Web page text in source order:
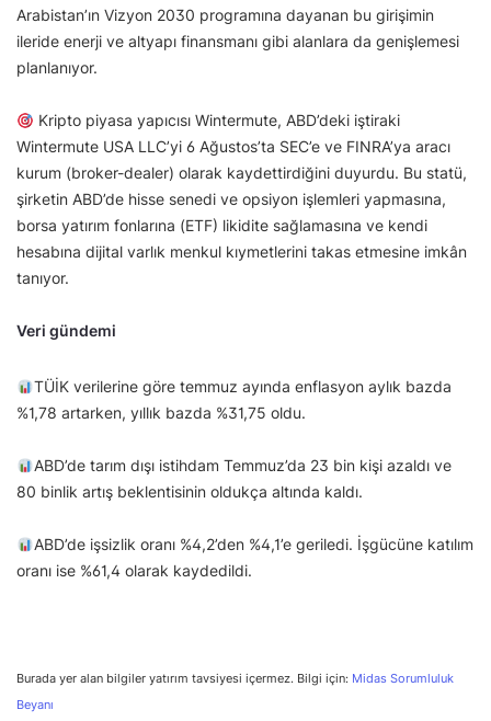
Arabistan’ın Vizyon 2030 programına dayanan bu girişimin
ileride enerji ve altyapı finansmanı gibi alanlara da genişlemesi
planlanıyor.
Kripto piyasa yapıcısı Wintermute, ABD’deki iştiraki
Wintermute USA LLC’yi 6 Ağustos’ta SEC’e ve FINRA’ya aracı
kurum (broker-dealer) olarak kaydettirdiğini duyurdu. Bu statü,
şirketin ABD’de hisse senedi ve opsiyon işlemleri yapmasına,
borsa yatırım fonlarına (ETF) likidite sağlamasına ve kendi
hesabına dijital varlık menkul kıymetlerini takas etmesine imkân
tanıyor.
Veri gündemi
TÜİK verilerine göre temmuz ayında enflasyon aylık bazda
%1,78 artarken, yıllık bazda %31,75 oldu.
ABD’de tarım dışı istihdam Temmuz’da 23 bin kişi azaldı ve
80 binlik artış beklentisinin oldukça altında kaldı.
ABD’de işsizlik oranı %4,2’den %4,1’e geriledi. İşgücüne katılım
oranı ise %61,4 olarak kaydedildi.
Burada yer alan bilgiler yatırım tavsiyesi içermez. Bilgi için: Midas Sorumluluk
Beyanı